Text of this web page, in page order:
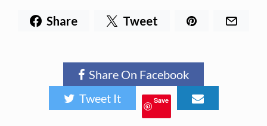
Share Tweet
Share On Facebook
Tweet It
Save